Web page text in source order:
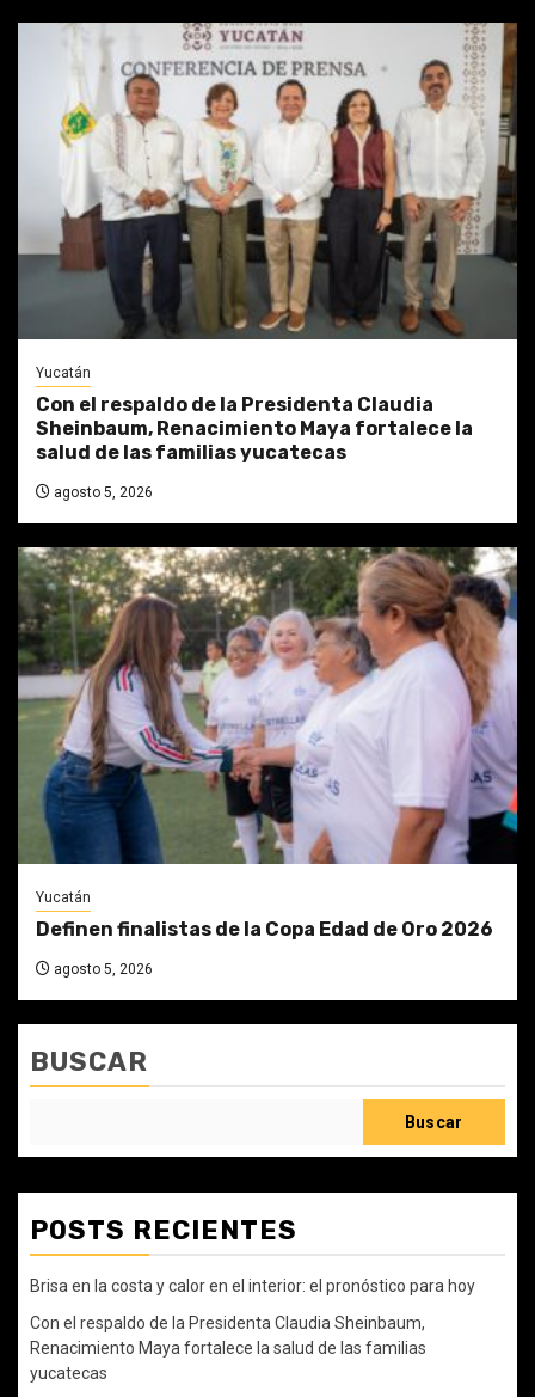
Yucatán
Con el respaldo de la Presidenta Claudia
Sheinbaum, Renacimiento Maya fortalece la
salud de las familias yucatecas
agosto 5, 2026
Yucatán
Definen finalistas de la Copa Edad de Oro 2026
agosto 5, 2026
BUSCAR
Buscar
POSTS RECIENTES
Brisa en la costa y calor en el interior: el pronóstico para hoy
Con el respaldo de la Presidenta Claudia Sheinbaum,
Renacimiento Maya fortalece la salud de las familias
yucatecas